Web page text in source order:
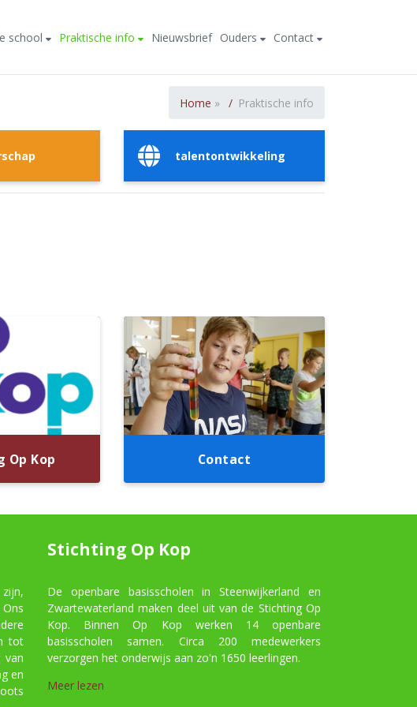
school Praktische info Nieuwsbrief Ouders Contact
Home » Praktische info
talentontwikkeling
Op Kop Contact
tot
van
en
Stichting Op Kop
De openbare basisscholen in Steenwijkerland en
Zwartewaterland maken deel uit van de Stichting Op
Kop. Binnen Op Kop werken 14 openbare
basisscholen samen. Circa 200 medewerkers
verzorgen het onderwijs aan zo'n 1650 leerlingen.
Meer lezen